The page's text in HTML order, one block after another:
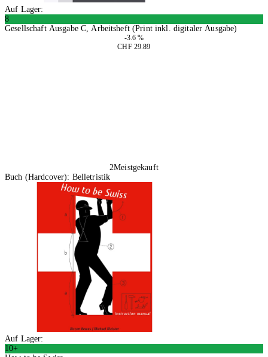
Auf Lager:
8
Gesellschaft Ausgabe C, Arbeitsheft (Print inkl. digitaler Ausgabe)
-3.6 %
CHF 29.89
2Meistgekauft
Buch (Hardcover): Belletristik
Auf Lager:
10+